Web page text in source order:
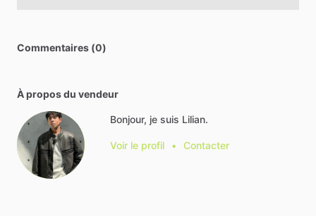
Commentaires (0)
À propos du vendeur
Bonjour, je suis Lilian.
Voir le profil • Contacter